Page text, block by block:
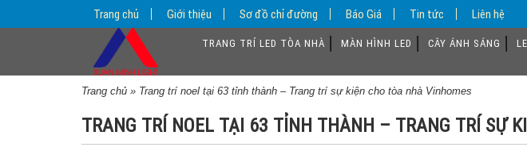
Trang chủ Giới thiệu Sơ đồ chỉ đường Báo Giá Tin tức Liên hệ
TRANG TRÍ LED TÒA NHÀ MÀN HÌNH LED CÂY ÁNH SÁNG
Trang chủ » Trang trí noel tại 63 tỉnh thành – Trang trí sự kiện cho tòa nhà Vinhomes
TRANG TRÍ NOEL TẠI 63 TỈNH THÀNH – TRANG TRÍ SỰ